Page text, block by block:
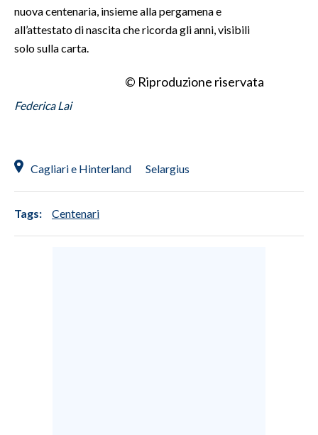
nuova centenaria, insieme alla pergamena e
all’attestato di nascita che ricorda gli anni, visibili
solo sulla carta.
© Riproduzione riservata
Federica Lai
Cagliari e Hinterland Selargius
Tags: Centenari